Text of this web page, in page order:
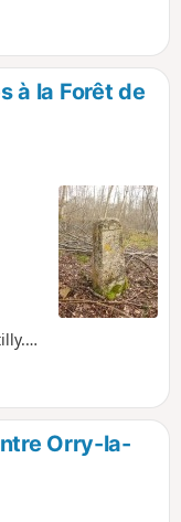
appareil
à la Forêt de
et
Orry-la-